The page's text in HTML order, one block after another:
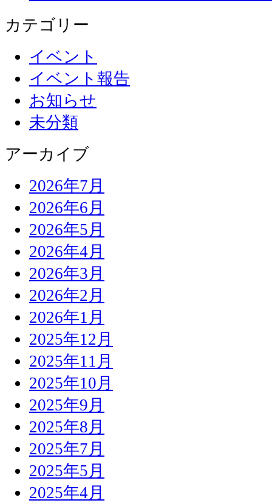
カテゴリー
イベント
イベント報告
お知らせ
未分類
アーカイブ
2026年7月
2026年6月
2026年5月
2026年4月
2026年3月
2026年2月
2026年1月
2025年12月
2025年11月
2025年10月
2025年9月
2025年8月
2025年7月
2025年5月
2025年4月